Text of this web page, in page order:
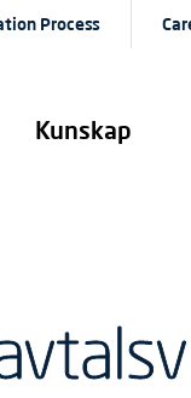
Kunskap
Process